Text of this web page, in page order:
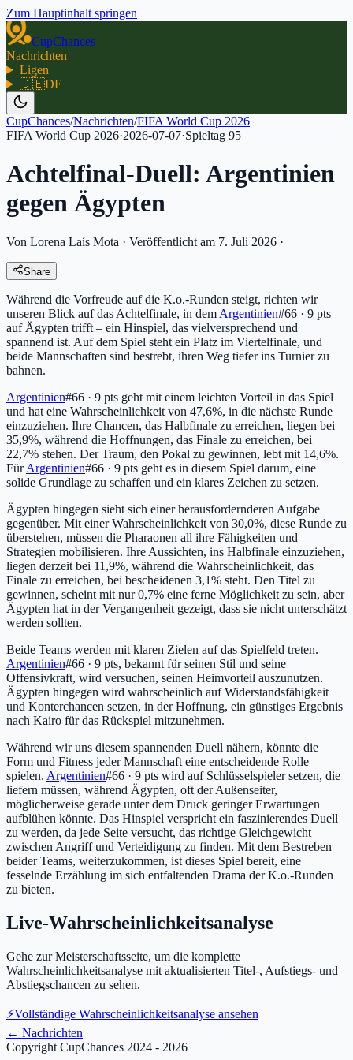
Zum Hauptinhalt springen
CupChances
Nachrichten
Ligen
🇩🇪DE
CupChances/Nachrichten/FIFA World Cup 2026
FIFA World Cup 2026·2026-07-07·Spieltag 95
Achtelfinal-Duell: Argentinien
gegen Ägypten
Von Lorena Laís Mota · Veröffentlicht am 7. Juli 2026 ·
Share
Während die Vorfreude auf die K.o.-Runden steigt, richten wir
unseren Blick auf das Achtelfinale, in dem Argentinien#66 · 9 pts
auf Ägypten trifft – ein Hinspiel, das vielversprechend und
spannend ist. Auf dem Spiel steht ein Platz im Viertelfinale, und
beide Mannschaften sind bestrebt, ihren Weg tiefer ins Turnier zu
bahnen.
Argentinien#66 · 9 pts geht mit einem leichten Vorteil in das Spiel
und hat eine Wahrscheinlichkeit von 47,6%, in die nächste Runde
einzuziehen. Ihre Chancen, das Halbfinale zu erreichen, liegen bei
35,9%, während die Hoffnungen, das Finale zu erreichen, bei
22,7% stehen. Der Traum, den Pokal zu gewinnen, lebt mit 14,6%.
FürArgentinien#66 · 9 pts geht es in diesem Spiel darum, eine
solide Grundlage zu schaffen und ein klares Zeichen zu setzen.
Ägypten hingegen sieht sich einer herausfordernderen Aufgabe
gegenüber. Mit einer Wahrscheinlichkeit von 30,0%, diese Runde zu
überstehen, müssen die Pharaonen all ihre Fähigkeiten und
Strategien mobilisieren. Ihre Aussichten, ins Halbfinale einzuziehen,
liegen derzeit bei 11,9%, während die Wahrscheinlichkeit, das
Finale zu erreichen, bei bescheidenen 3,1% steht. Den Titel zu
gewinnen, scheint mit nur 0,7% eine ferne Möglichkeit zu sein, aber
Ägypten hat in der Vergangenheit gezeigt, dass sie nicht unterschätzt
werden sollten.
Beide Teams werden mit klaren Zielen auf das Spielfeld treten.
Argentinien#66 · 9 pts, bekannt für seinen Stil und seine
Offensivkraft, wird versuchen, seinen Heimvorteil auszunutzen.
Ägypten hingegen wird wahrscheinlich auf Widerstandsfähigkeit
und Konterchancen setzen, in der Hoffnung, ein günstiges Ergebnis
nach Kairo für das Rückspiel mitzunehmen.
Während wir uns diesem spannenden Duell nähern, könnte die
Form und Fitness jeder Mannschaft eine entscheidende Rolle
spielen. Argentinien#66 · 9 pts wird auf Schlüsselspieler setzen, die
liefern müssen, während Ägypten, oft der Außenseiter,
möglicherweise gerade unter dem Druck geringer Erwartungen
aufblühen könnte. Das Hinspiel verspricht ein faszinierendes Duell
zu werden, da jede Seite versucht, das richtige Gleichgewicht
zwischen Angriff und Verteidigung zu finden. Mit dem Bestreben
beider Teams, weiterzukommen, ist dieses Spiel bereit, eine
fesselnde Erzählung im sich entfaltenden Drama der K.o.-Runden
zu bieten.
Live-Wahrscheinlichkeitsanalyse
Gehe zur Meisterschaftsseite, um die komplette
Wahrscheinlichkeitsanalyse mit aktualisierten Titel-, Aufstiegs- und
Abstiegschancen zu sehen.
⚡Vollständige Wahrscheinlichkeitsanalyse ansehen
← Nachrichten
Copyright CupChances 2024 - 2026